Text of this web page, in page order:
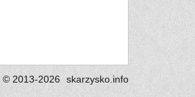
© 2013-2026 skarzysko.info